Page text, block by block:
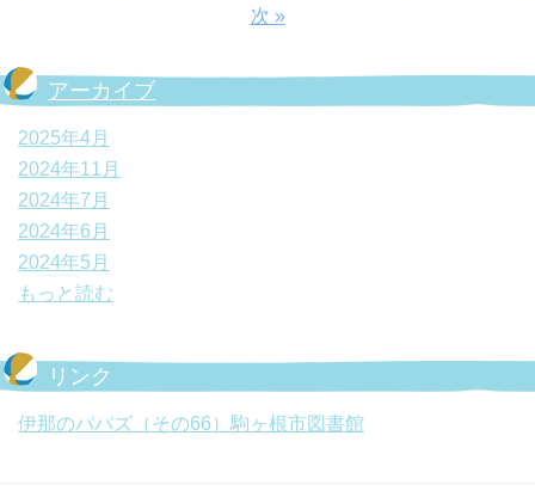
次 »
アーカイブ
2025年4月
2024年11月
2024年7月
2024年6月
2024年5月
もっと読む
リンク
伊那のパパズ（その66）駒ヶ根市図書館